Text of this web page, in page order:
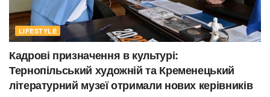
LIFESTYLE
Кадрові призначення в культурі:
Тернопільський художній та Кременецький
літературний музеї отримали нових керівників